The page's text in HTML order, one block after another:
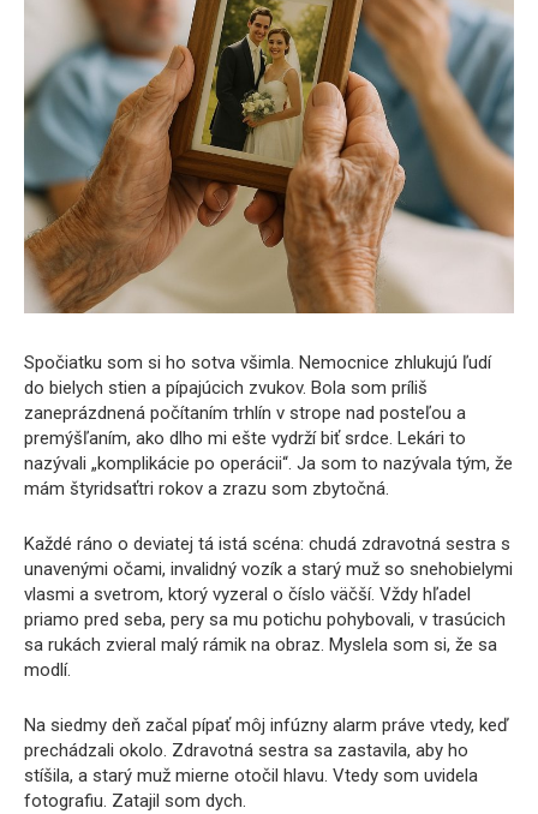
Spočiatku som si ho sotva všimla. Nemocnice zhlukujú ľudí
do bielych stien a pípajúcich zvukov. Bola som príliš
zaneprázdnená počítaním trhlín v strope nad posteľou a
premýšľaním, ako dlho mi ešte vydrží biť srdce. Lekári to
nazývali „komplikácie po operácii“. Ja som to nazývala tým, že
mám štyridsaťtri rokov a zrazu som zbytočná.
Každé ráno o deviatej tá istá scéna: chudá zdravotná sestra s
unavenými očami, invalidný vozík a starý muž so snehobielymi
vlasmi a svetrom, ktorý vyzeral o číslo väčší. Vždy hľadel
priamo pred seba, pery sa mu potichu pohybovali, v trasúcich
sa rukách zvieral malý rámik na obraz. Myslela som si, že sa
modlí.
Na siedmy deň začal pípať môj infúzny alarm práve vtedy, keď
prechádzali okolo. Zdravotná sestra sa zastavila, aby ho
stíšila, a starý muž mierne otočil hlavu. Vtedy som uvidela
fotografiu. Zatajil som dych.